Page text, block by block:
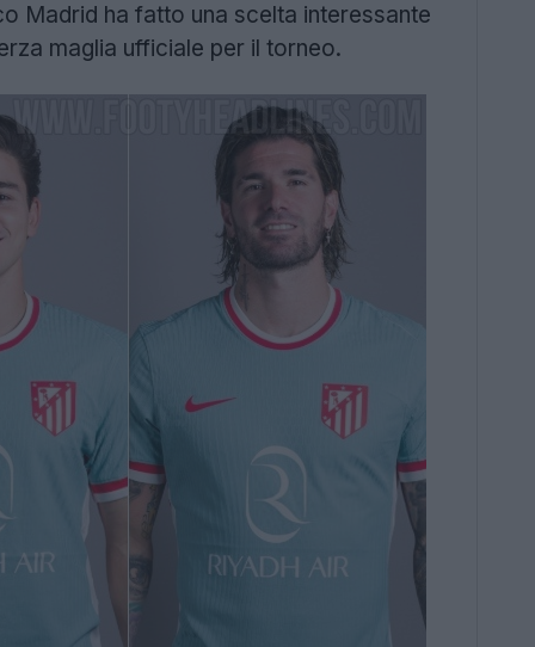
Madrid ha fatto una scelta interessante
maglia ufficiale per il torneo.